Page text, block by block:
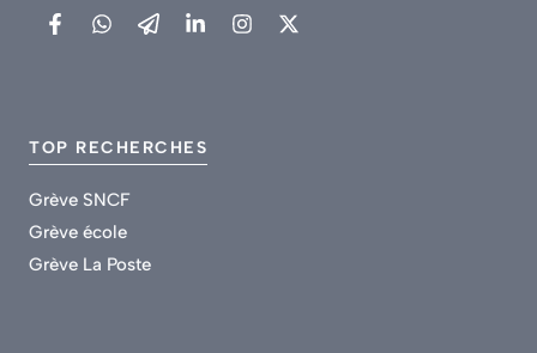
TOP RECHERCHES
Grève SNCF
Grève école
Grève La Poste